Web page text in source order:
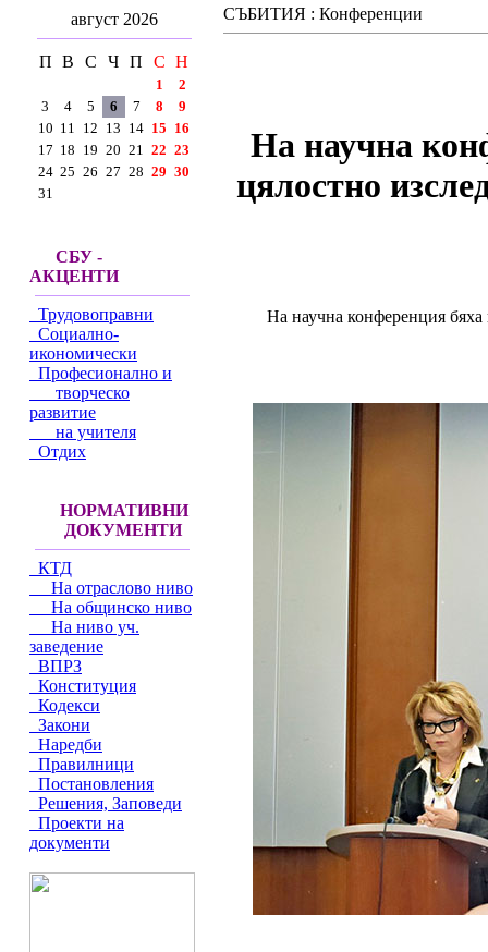
август 2026
П В С Ч П С Н
1
2
3
4 5 6 7 8
9
10 11 12 13 14 15 16
17 18 19 20 21 22 23
24 25 26 27 28 29 30
31
СБУ -
АКЦЕНТИ
Трудовоправни
Социално-
икономически
Професионално и
творческо
развитие
на учителя
Отдих
НОРМАТИВНИ
ДОКУМЕНТИ
КТД
На отраслово ниво
На общинско ниво
На ниво уч.
заведение
ВПРЗ
Конституция
Кодекси
Закони
Наредби
Правилници
Постановления
Решения, Заповеди
Проекти на
документи
СЪБИТИЯ : Конференции
На научна
цялостно
На научна конференция бяха